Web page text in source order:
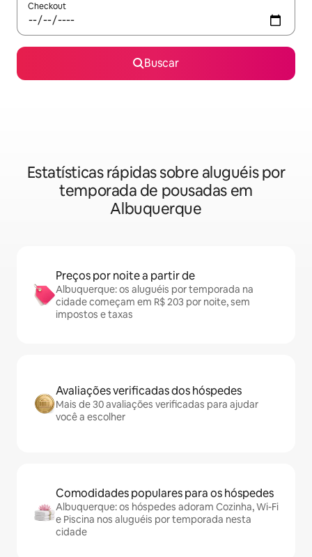
Checkout
Buscar
Estatísticas rápidas sobre aluguéis por
temporada de pousadas em
Albuquerque
Preços por noite a partir de
Albuquerque: os aluguéis por temporada na
cidade começam em R$ 203 por noite, sem
impostos e taxas
Avaliações verificadas dos hóspedes
Mais de 30 avaliações verificadas para ajudar
você a escolher
Comodidades populares para os hóspedes
Albuquerque: os hóspedes adoram Cozinha, Wi-Fi
e Piscina nos aluguéis por temporada nesta
cidade